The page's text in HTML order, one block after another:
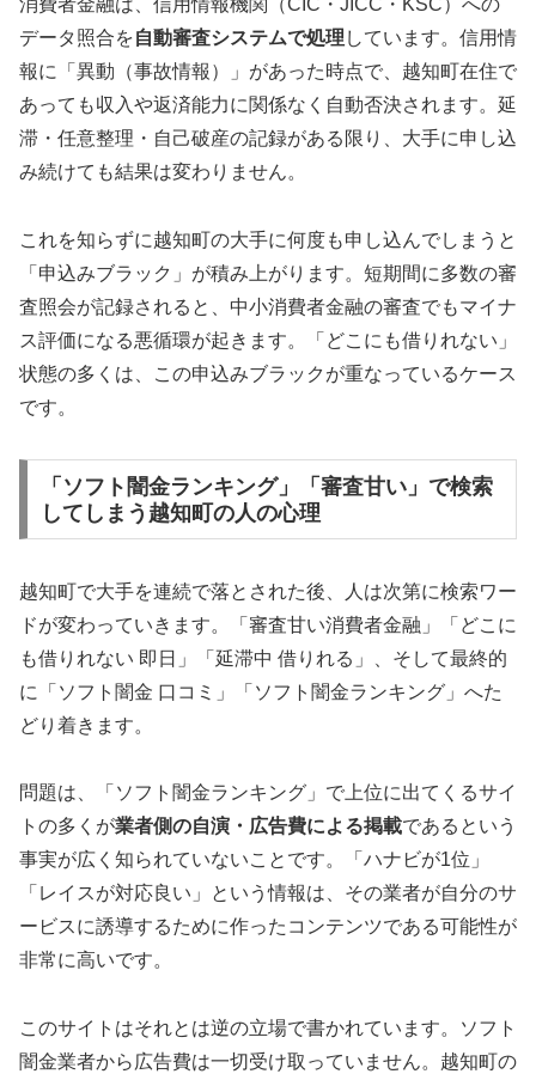
消費者金融は、信用情報機関（CIC・JICC・KSC）への
データ照合を自動審査システムで処理 しています。信用情
報に「異動（事故情報）」があった時点で、越知町在住で
あっても収入や返済能力に関係なく自動否決されます。延
滞・任意整理・自己破産の記録がある限り、大手に申し込
み続けても結果は変わりません。
これを知らずに越知町の大手に何度も申し込んでしまうと
「申込みブラック」が積み上がります。短期間に多数の審
査照会が記録されると、中小消費者金融の審査でもマイナ
ス評価になる悪循環が起きます。「どこにも借りれない」
状態の多くは、この申込みブラックが重なっているケース
です。
「ソフト闇金ランキング」「審査甘い」で検索
してしまう越知町の人の心理
越知町で大手を連続で落とされた後、人は次第に検索ワー
ドが変わっていきます。「審査甘い消費者金融」「どこに
も借りれない 即日」「延滞中 借りれる」、そして最終的
に「ソフト闇金 口コミ」「ソフト闇金ランキング」へた
どり着きます。
問題は、「ソフト闇金ランキング」で上位に出てくるサイ
トの多くが業者側の自演・広告費による掲載であるという
事実が広く知られていないことです。「ハナビが1位」
「レイスが対応良い」という情報は、その業者が自分のサ
ービスに誘導するために作ったコンテンツである可能性が
非常に高いです。
このサイトはそれとは逆の立場で書かれています。ソフト
闇金業者から広告費は一切受け取っていません。越知町の